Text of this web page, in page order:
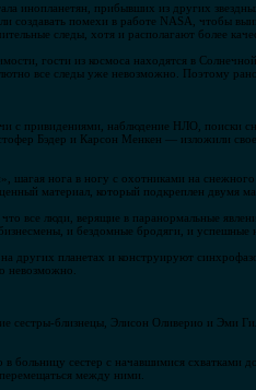
инопланетян, прибывших из других
помехи в работе NASA, чтобы
следы, хотя и располагают более
гости из космоса находятся в
все следы уже невозможно. Поэтому
с привидениями, наблюдение НЛО, поиски
Бэдер и Карсон Менкен — изложили
нога в ногу с охотниками на
материал, который подкреплен двумя
все люди, верящие в паранормальные
и бездомные бродяги, и успешные
других планетах и конструируют
невозможно.
сестры-близнецы, Элисон Оливерио и Эми
сестер с начавшимися схватками
между ними.